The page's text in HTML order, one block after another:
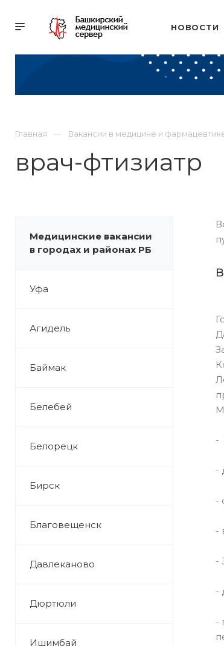
НОВОСТИ
Главная Вакансии в медицине и
врач-фтизиатр
Медицинские вакансии
в городах и районах РБ
Уфа
Агидель
Баймак
Белебей
Белорецк
Бирск
Благовещенск
Давлеканово
Дюртюли
Ишимбай
-
-
-
-
-
-
-